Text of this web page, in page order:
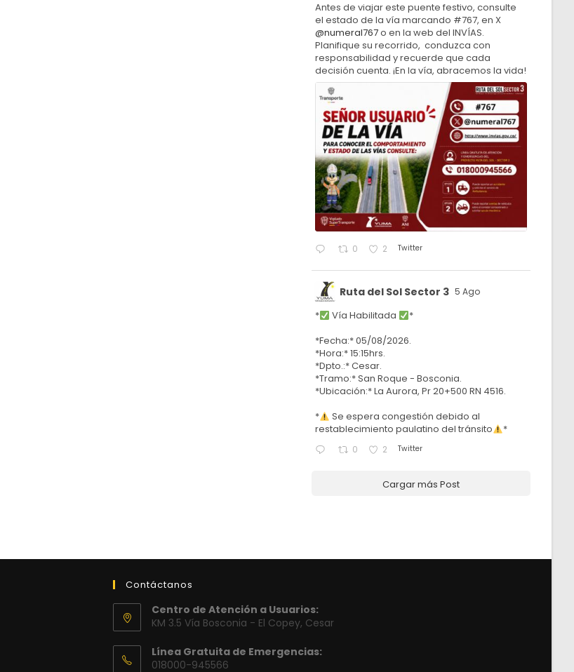
Antes de viajar este puente festivo, consulte
el estado de la vía marcando #767, en X
@numeral767o en la web del INVÍAS.
Planifique su recorrido, conduzca con
responsabilidad y recuerde que cada
decisión cuenta. ¡En la vía, abracemos la vida!
0 2 Twitter
Ruta del Sol Sector 3 5 Ago
* Vía Habilitada
*
*Fecha:* 05/08/2026.
*Hora:* 15:15hrs.
*Dpto.:* Cesar.
*Tramo:* San Roque - Bosconia.
*Ubicación:* La Aurora, Pr 20+500 RN 4516.
*
Se espera congestión debido al
restablecimiento paulatino del tránsito
*
0 2 Twitter
Cargar más Post
Contáctanos
Centro de Atención a Usuarios:
KM 3.5 Vía Bosconia - El Copey, Cesar
Línea Gratuita de Emergencias:
018000-945566